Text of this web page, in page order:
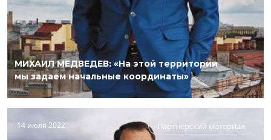
МИХАИЛ МЕДВЕДЕВ: «На этой территории
мы задаем начальные координаты»
14 июля 2022 Партнёрский материал